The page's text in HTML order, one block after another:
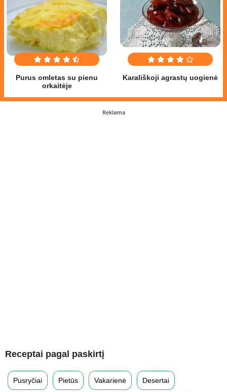
Purus omletas su pienu
orkaitėje
Karališkoji agrastų uogienė
Reklama
Receptai pagal paskirtį
Pusryčiai Pietūs Vakarienė Desertai